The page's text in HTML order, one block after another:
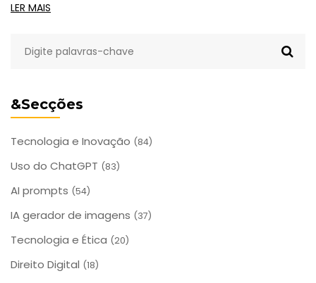
&Secções
Tecnologia e Inovação (84)
Uso do ChatGPT (83)
AI prompts (54)
IA gerador de imagens (37)
Tecnologia e Ética (20)
Direito Digital (18)
LER MAIS